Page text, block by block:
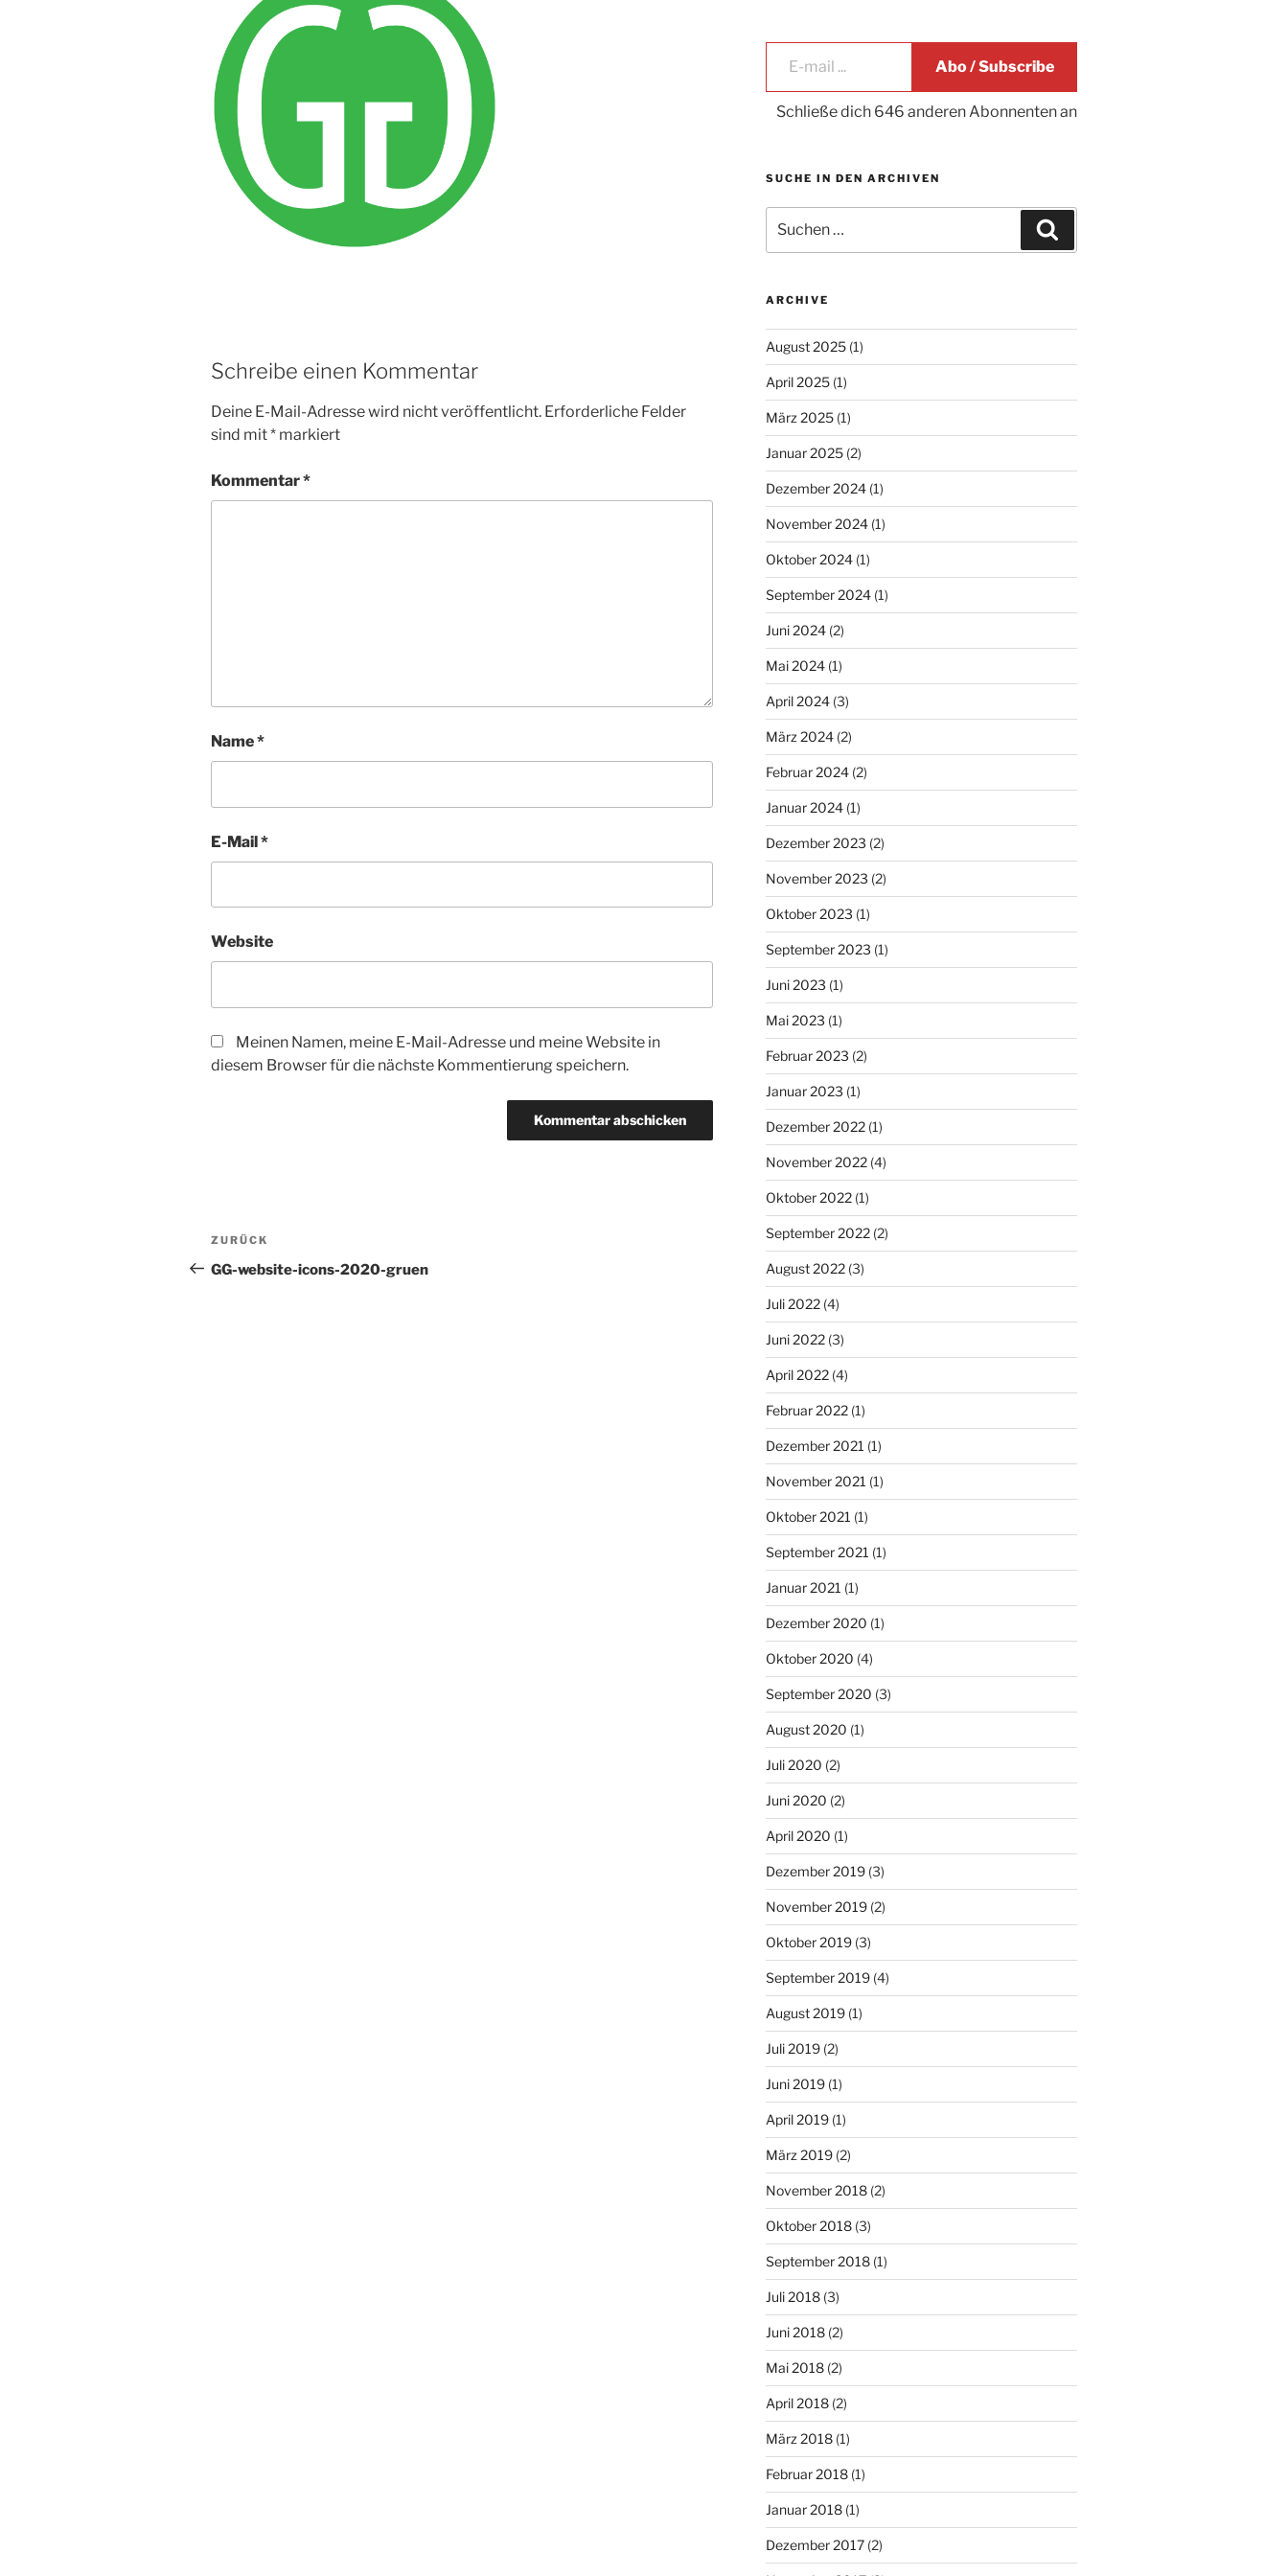
Schreibe einen Kommentar
Deine E-Mail-Adresse wird nicht veröffentlicht. Erforderliche Felder
sind mit* markiert
Kommentar*
Name*
E-Mail*
Website
Meinen Namen, meine E-Mail-Adresse und meine Website in
diesem Browser für die nächste Kommentierung speichern.
Beitrags-
Navigation
Vorheriger
Beitrag
ZURÜCK
GG-website-icons-2020-gruen
E-mail ...
Abo / Subscribe
Schließe dich 646 anderen Abonnenten an
SUCHE IN DEN ARCHIVEN
nach:
ARCHIVE
August 2025(1)
April 2025(1)
März 2025(1)
Januar 2025(2)
Dezember 2024(1)
November 2024(1)
Oktober 2024(1)
September 2024(1)
Juni 2024(2)
Mai 2024(1)
April 2024(3)
März 2024(2)
Februar 2024(2)
Januar 2024(1)
Dezember 2023 (2)
November 2023 (2)
Oktober 2023 (1)
September 2023 (1)
Juni 2023 (1)
Mai 2023 (1)
Februar 2023 (2)
Januar 2023 (1)
Dezember 2022(1)
November 2022(4)
Oktober 2022(1)
September 2022(2)
August 2022(3)
Juli 2022(4)
Juni 2022(3)
April 2022(4)
Februar 2022(1)
Dezember 2021 (1)
November 2021 (1)
Oktober 2021 (1)
September 2021 (1)
Januar 2021 (1)
Dezember 2020 (1)
Oktober 2020 (4)
September 2020 (3)
August 2020 (1)
Juli 2020 (2)
Juni 2020 (2)
April 2020 (1)
Dezember 2019(3)
November 2019(2)
Oktober 2019(3)
September 2019(4)
August 2019(1)
Juli 2019(2)
Juni 2019(1)
April 2019(1)
März 2019(2)
November 2018(2)
Oktober 2018(3)
September 2018(1)
Juli 2018(3)
Juni 2018(2)
Mai 2018(2)
April 2018(2)
März 2018(1)
Februar 2018(1)
Januar 2018(1)
Dezember 2017(2)